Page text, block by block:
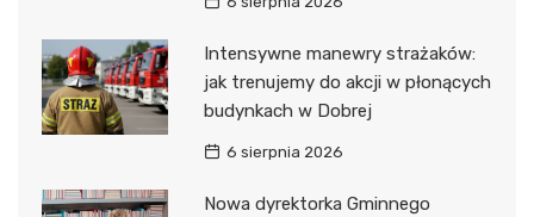
Intensywne manewry strażaków:
jak trenujemy do akcji w płonących
budynkach w Dobrej
6 sierpnia 2026
Nowa dyrektorka Gminnego